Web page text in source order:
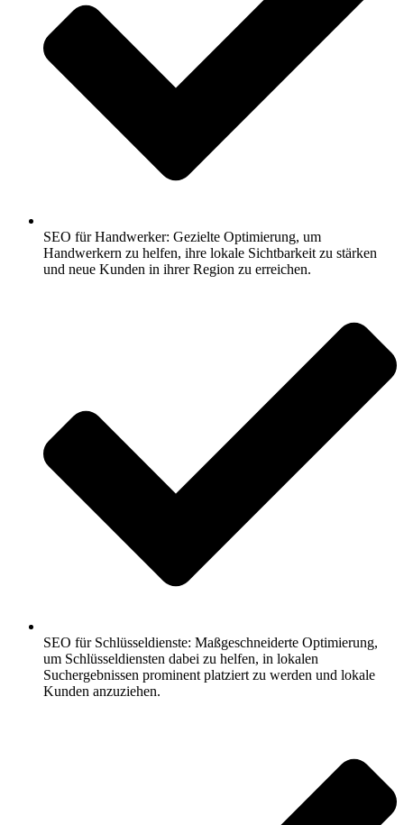
SEO für Handwerker: Gezielte Optimierung, um
Handwerkern zu helfen, ihre lokale Sichtbarkeit zu stärken
und neue Kunden in ihrer Region zu erreichen.
SEO für Schlüsseldienste: Maßgeschneiderte Optimierung,
um Schlüsseldiensten dabei zu helfen, in lokalen
Suchergebnissen prominent platziert zu werden und lokale
Kunden anzuziehen.